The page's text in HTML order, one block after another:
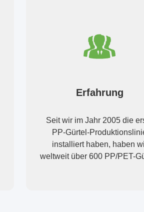
Erfahrung
Seit wir im Jahr 2005 die
PP-Gürtel-
installiert haben, haben
weltweit über 600 PP/PET-